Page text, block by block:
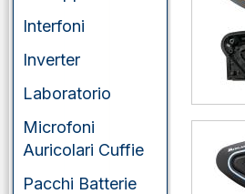
Interfoni
Inverter
Laboratorio
Microfoni
Auricolari Cuffie
Pacchi Batterie